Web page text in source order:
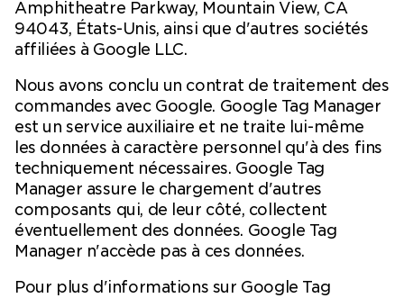
Amphitheatre Parkway, Mountain View, CA
94043, États-Unis, ainsi que d'autres sociétés
affiliées à Google LLC.
Nous avons conclu un contrat de traitement des
commandes avec Google. Google Tag Manager
est un service auxiliaire et ne traite lui-même
les données à caractère personnel qu'à des fins
techniquement nécessaires. Google Tag
Manager assure le chargement d'autres
composants qui, de leur côté, collectent
éventuellement des données. Google Tag
Manager n'accède pas à ces données.
Pour plus d'informations sur Google Tag